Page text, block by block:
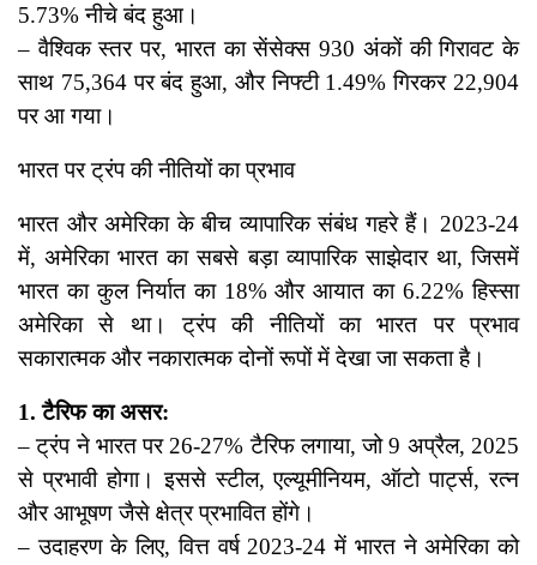
5.73% नीचे बंद हुआ।
– वैश्विक स्तर पर, भारत का सेंसेक्स 930 अंकों की गिरावट के
साथ 75,364 पर बंद हुआ, और निफ्टी 1.49% गिरकर 22,904
पर आ गया।
भारत पर ट्रंप की नीतियों का प्रभाव
भारत और अमेरिका के बीच व्यापारिक संबंध गहरे हैं। 2023-24
में, अमेरिका भारत का सबसे बड़ा व्यापारिक साझेदार था, जिसमें
भारत का कुल निर्यात का 18% और आयात का 6.22% हिस्सा
अमेरिका से था। ट्रंप की नीतियों का भारत पर प्रभाव
सकारात्मक और नकारात्मक दोनों रूपों में देखा जा सकता है।
1. टैरिफ का असर:
– ट्रंप ने भारत पर 26-27% टैरिफ लगाया, जो 9 अप्रैल, 2025
से प्रभावी होगा। इससे स्टील, एल्यूमीनियम, ऑटो पार्ट्स, रत्न
और आभूषण जैसे क्षेत्र प्रभावित होंगे।
– उदाहरण के लिए, वित्त वर्ष 2023-24 में भारत ने अमेरिका को